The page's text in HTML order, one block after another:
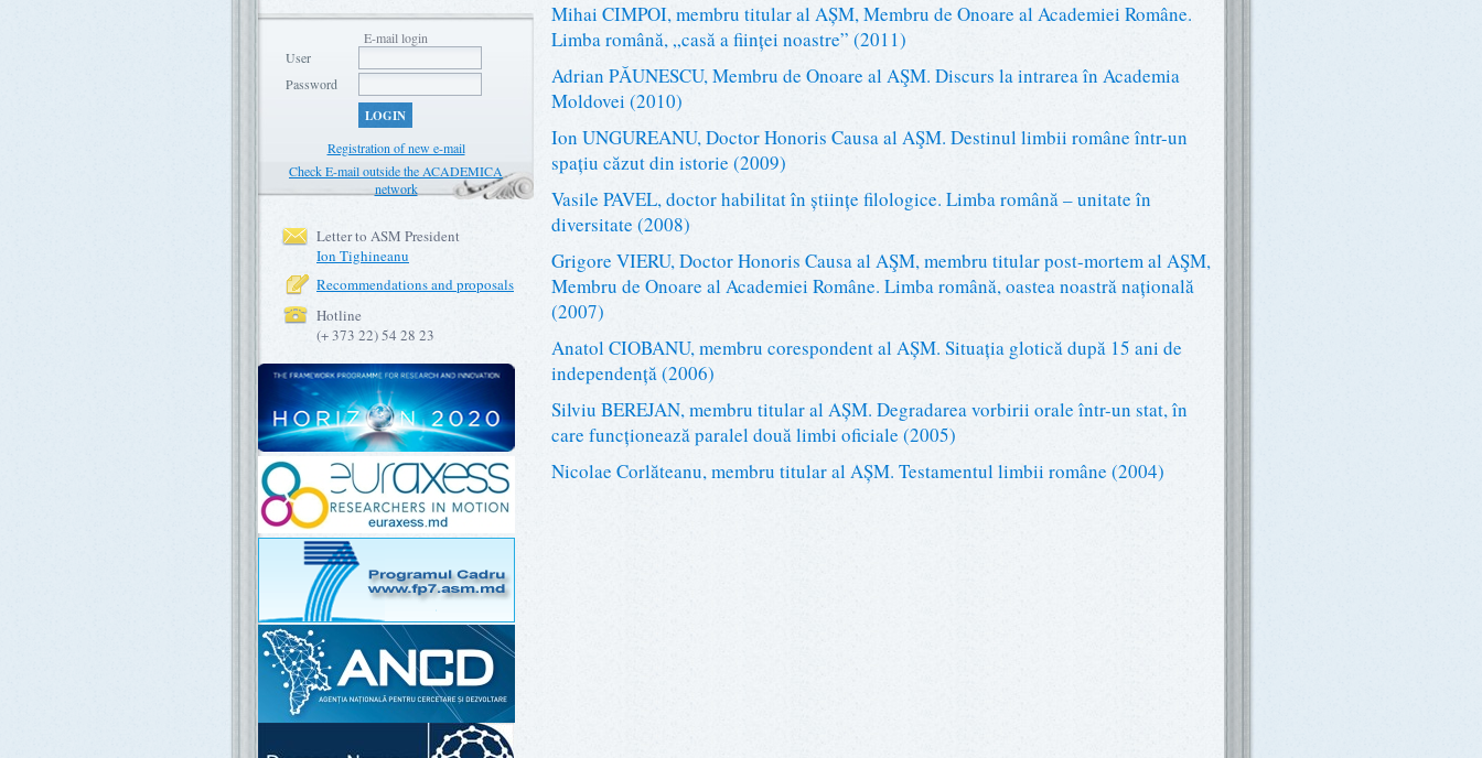
E-mail login
User
Password
LOGIN
Registration of new e-mail
Check E-mail outside the ACADEMICA
network
Letter to ASM President
Ion Tighineanu
Recommendations and proposals
Hotline
(+ 373 22) 54 28 23
Mihai CIMPOI, membru titular al AȘM, Membru de Onoare al Academiei Române.
Limba română, „casă a ființei noastre” (2011)
Adrian PĂUNESCU, Membru de Onoare al AŞM. Discurs la intrarea în Academia
Moldovei (2010)
Ion UNGUREANU, Doctor Honoris Causa al AŞM. Destinul limbii române într-un
spațiu căzut din istorie (2009)
Vasile PAVEL, doctor habilitat în științe filologice. Limba română – unitate în
diversitate (2008)
Grigore VIERU, Doctor Honoris Causa al AŞM, membru titular post-mortem al AŞM,
Membru de Onoare al Academiei Române. Limba română, oastea noastră națională
(2007)
Anatol CIOBANU, membru corespondent al AȘM. Situația glotică după 15 ani de
independență (2006)
Silviu BEREJAN, membru titular al AȘM. Degradarea vorbirii orale într-un stat, în
care funcționează paralel două limbi oficiale (2005)
Nicolae Corlăteanu, membru titular al AȘM. Testamentul limbii române (2004)